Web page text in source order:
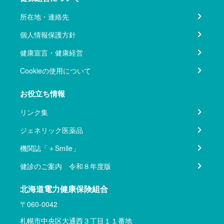
所在地・連絡先
個人情報保護方針
健康宣言・健康経営
Cookieの使用について
お役立ち情報
リンク集
ジェネリック医薬品
機関誌「＋Smile」
健診のご案内 令和８年度版
北海道電力健康保険組合
〒060-0042
札幌市中央区大通西３丁目１１番地